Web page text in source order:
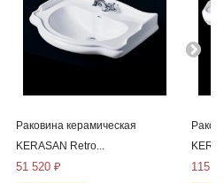
Раковина керамическая
KERASAN Retro...
51 520 ₽
115